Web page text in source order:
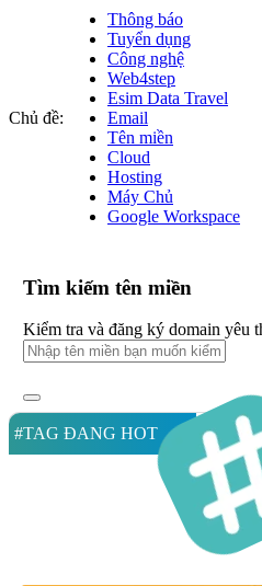
Chủ đề:
Thông báo
Tuyển dụng
Công nghệ
Web4step
Esim Data Travel
Email
Tên miền
Cloud
Hosting
Máy Chủ
Google Workspace
Tìm kiếm tên miền
Kiểm tra và đăng ký domain yêu
#TAG ĐANG HOT